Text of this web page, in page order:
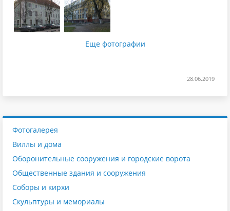
Еще фотографии
28.06.2019
Фотогалерея
Виллы и дома
Оборонительные сооружения и городские ворота
Общественные здания и сооружения
Соборы и кирхи
Скульптуры и мемориалы